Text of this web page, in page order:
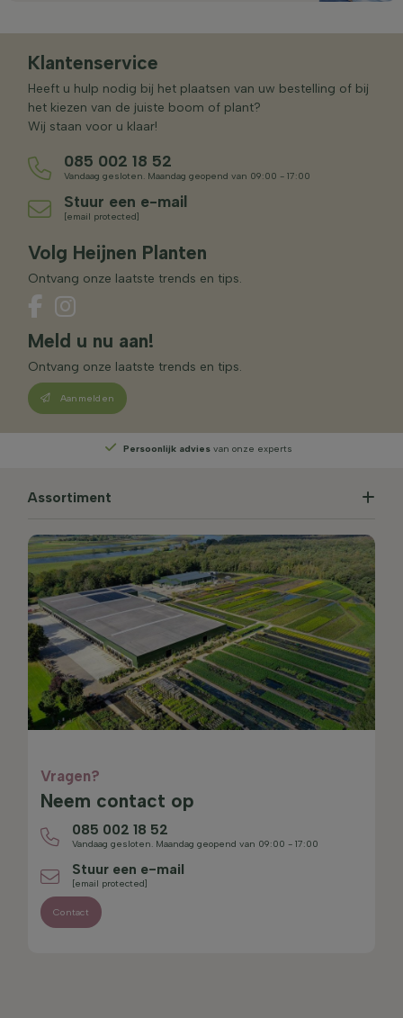
Klantenservice
Heeft u hulp nodig bij het plaatsen van uw bestelling of bij
het kiezen van de juiste boom of plant?
Wij staan voor u klaar!
085 002 18 52
Vandaag gesloten. Maandag geopend van 09:00 - 17:00
Stuur een e-mail
[email protected]
Volg Heijnen Planten
Ontvang onze laatste trends en tips.
Meld u nu aan!
Ontvang onze laatste trends en tips.
Aanmelden
Persoonlijk advies van onze experts
Assortiment
Vragen?
Neem contact op
085 002 18 52
Vandaag gesloten. Maandag geopend van 09:00 - 17:00
Stuur een e-mail
[email protected]
Contact